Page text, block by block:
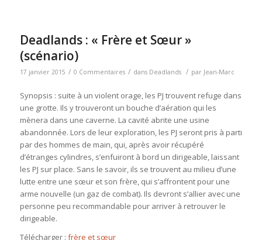
Deadlands : « Frère et Sœur »
(scénario)
17 janvier 2015 / 0 Commentaires / dans Deadlands / par Jean-Marc
Synopsis : suite à un violent orage, les PJ trouvent refuge dans
une grotte. Ils y trouveront un bouche d’aération qui les
mènera dans une caverne. La cavité abrite une usine
abandonnée. Lors de leur exploration, les PJ seront pris à parti
par des hommes de main, qui, après avoir récupéré
d’étranges cylindres, s’enfuiront à bord un dirigeable, laissant
les PJ sur place. Sans le savoir, ils se trouvent au milieu d’une
lutte entre une sœur et son frère, qui s’affrontent pour une
arme nouvelle (un gaz de combat). Ils devront s’allier avec une
personne peu recommandable pour arriver à retrouver le
dirigeable.
Télécharger : frère et sœur